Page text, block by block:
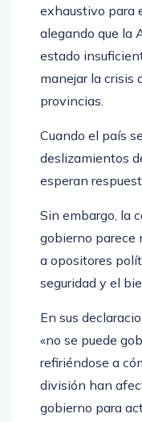
exhaustivo para
alegando que la
estado
manejar la crisis
provincias.
Cuando el país
deslizamientos
esperan
Sin embargo, la
gobierno parece
a opositores
seguridad y el
En sus
«no se puede
refiriéndose a
división han
gobierno para